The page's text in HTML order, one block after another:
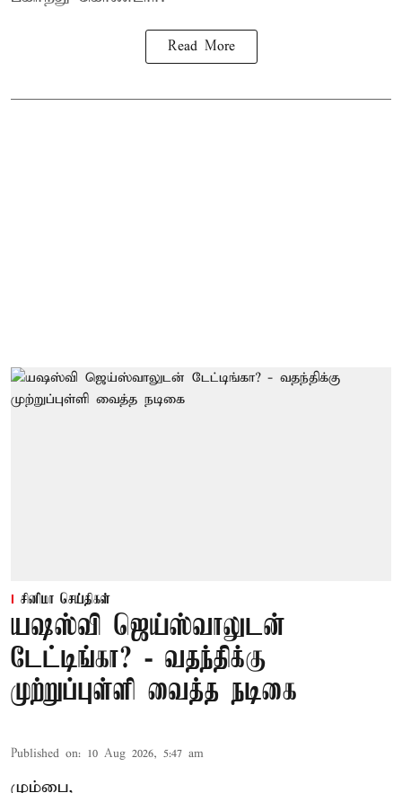
Read More
சினிமா செய்திகள்
யஷஸ்வி ஜெய்ஸ்வாலுடன்
டேட்டிங்கா? - வதந்திக்கு
முற்றுப்புள்ளி வைத்த நடிகை
Published on: 10 Aug 2026, 5:47 am
மும்பை,